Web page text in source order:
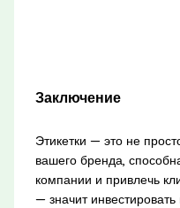
Заключение
Этикетки — это не
вашего бренда,
компании и привлечь
— значит инвестировать